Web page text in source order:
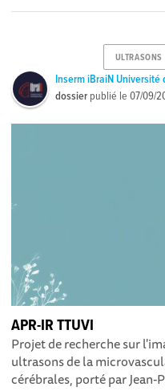
ULTRASONS
Inserm iBraiN Université
dossier publié le07/09/
APR-IR TTUVI
Projet de recherche sur
ultrasons de la
cérébrales, porté par Jean-